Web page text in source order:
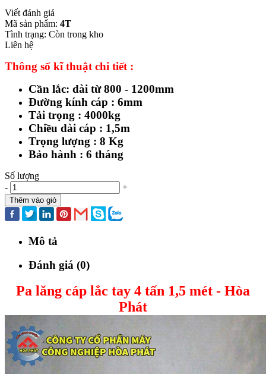
Viết đánh giá
Mã sản phẩm: 4T
Tình trạng: Còn trong kho
Liên hệ
Thông số kĩ thuật chi tiết :
Cần lắc: dài từ 800 - 1200mm
Đường kính cáp : 6mm
Tải trọng : 4000kg
Chiều dài cáp : 1,5m
Trọng lượng : 8 Kg
Bảo hành : 6 tháng
Số lượng
-
+
Thêm vào giỏ
Mô tả
Đánh giá (0)
Pa lăng cáp lắc tay 4 tấn 1,5 mét - Hòa
Phát